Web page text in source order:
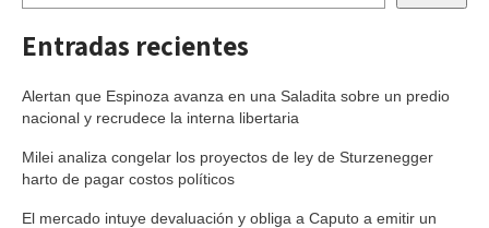
Entradas recientes
Alertan que Espinoza avanza en una Saladita sobre un predio
nacional y recrudece la interna libertaria
Milei analiza congelar los proyectos de ley de Sturzenegger
harto de pagar costos políticos
El mercado intuye devaluación y obliga a Caputo a emitir un